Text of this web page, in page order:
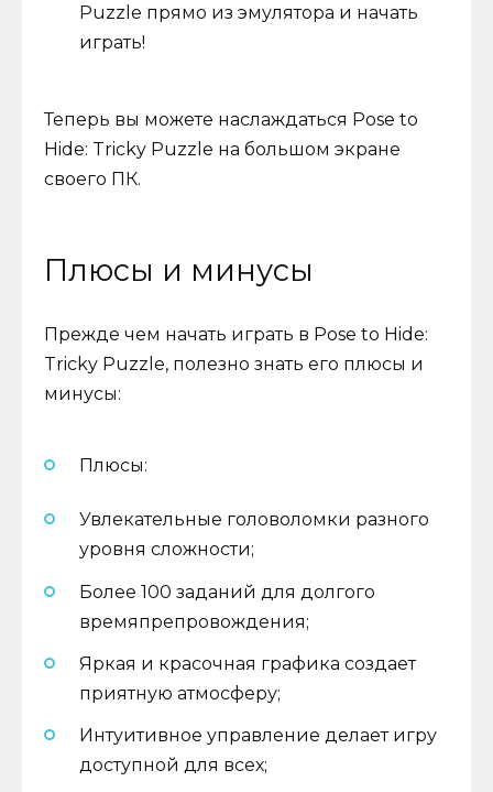
Puzzle прямо из эмулятора и начать
играть!
Теперь вы можете наслаждаться Pose to
Hide: Tricky Puzzle на большом экране
своего ПК.
Плюсы и минусы
Прежде чем начать играть в Pose to Hide:
Tricky Puzzle, полезно знать его плюсы и
минусы:
Плюсы:
Увлекательные головоломки разного
уровня сложности;
Более 100 заданий для долгого
времяпрепровождения;
Яркая и красочная графика создает
приятную атмосферу;
Интуитивное управление делает игру
доступной для всех;